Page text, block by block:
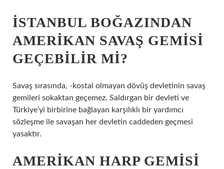
İSTANBUL BOĞAZINDAN
AMERIKAN SAVAŞ GEMISI
GEÇEBILIR MI?
Savaş sırasında, -kostal olmayan dövüş devletinin savaş
gemileri sokaktan geçemez. Saldırgan bir devleti ve
Türkiye’yi birbirine bağlayan karşılıklı bir yardımcı
sözleşme ile savaşan her devletin caddeden geçmesi
yasaktır.
AMERIKAN HARP GEMISI